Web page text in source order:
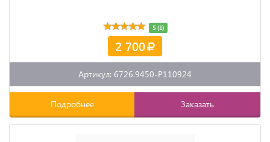
5 (1)
2 700
Артикул: 6726.9450-P110924
Подробнее Заказать